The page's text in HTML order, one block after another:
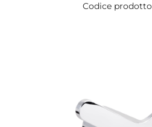
Codice prodotto: